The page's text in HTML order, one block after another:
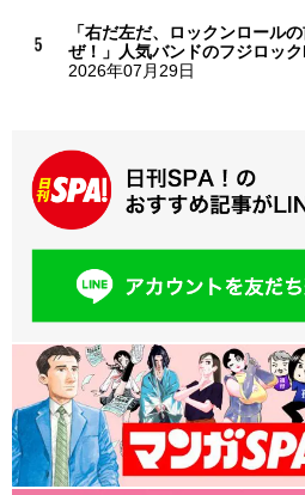
「右だ左だ、ロックンロール
ぜ！」人気バンドのフジロッ
2026年07月29日